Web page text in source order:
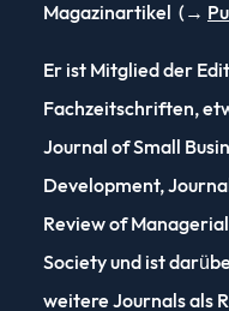
Magazinartikel (→
Er ist Mitglied der
Fachzeitschriften,
Journal of Small
Development,
Review of
Society und ist
weitere Journals als